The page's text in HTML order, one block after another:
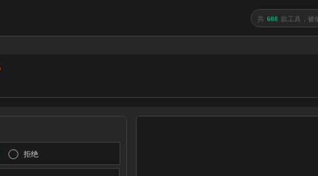
共 608 款工具，被
拒绝